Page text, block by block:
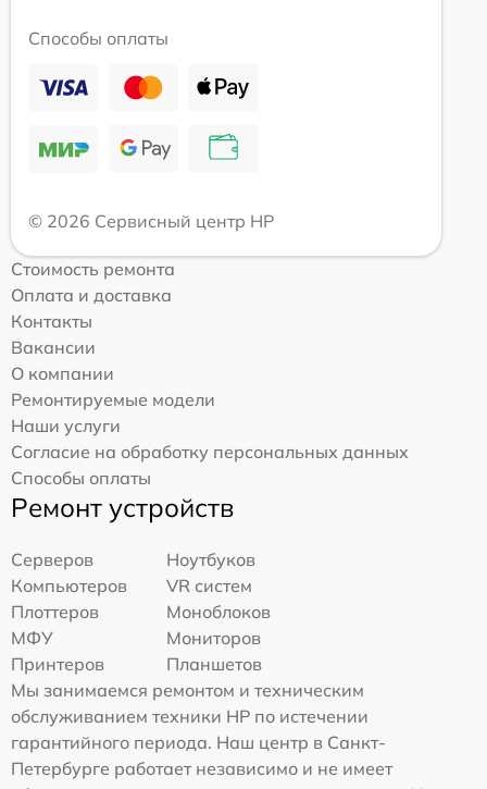
Способы оплаты
© 2026 Сервисный центр HP
Стоимость ремонта
Оплата и доставка
Контакты
Вакансии
О компании
Ремонтируемые модели
Наши услуги
Согласие на обработку персональных данных
Способы оплаты
Ремонт устройств
Серверов
Ноутбуков
Компьютеров
VR систем
Плоттеров
Моноблоков
МФУ
Мониторов
Принтеров
Планшетов
Мы занимаемся ремонтом и техническим
обслуживанием техники HP по истечении
гарантийного периода. Наш центр в Санкт-
Петербурге работает независимо и не имеет